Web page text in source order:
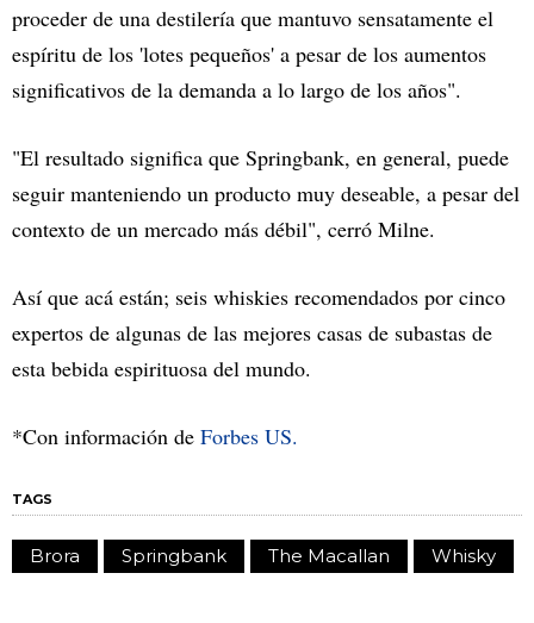
proceder de una destilería que mantuvo sensatamente el
espíritu de los 'lotes pequeños' a pesar de los aumentos
significativos de la demanda a lo largo de los años".
"El resultado significa que Springbank, en general, puede
seguir manteniendo un producto muy deseable, a pesar del
contexto de un mercado más débil", cerró Milne.
Así que acá están; seis whiskies recomendados por cinco
expertos de algunas de las mejores casas de subastas de
esta bebida espirituosa del mundo.
*Con información de Forbes US.
TAGS
Brora Springbank The Macallan Whisky